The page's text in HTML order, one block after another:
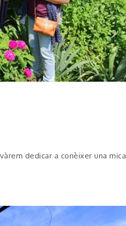
dedicar a conèixer una mica